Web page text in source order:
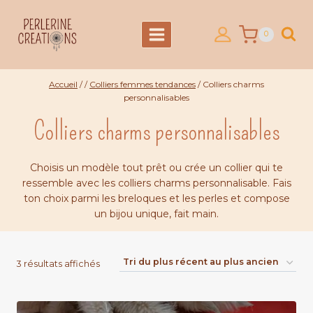
contenu
0
Accueil / / Colliers femmes tendances / Colliers charms
personnalisables
Colliers charms personnalisables
Choisis un modèle tout prêt ou crée un collier qui te
ressemble avec les colliers charms personnalisable. Fais
ton choix parmi les breloques et les perles et compose
un bijou unique, fait main.
3 résultats affichésTrié
plus